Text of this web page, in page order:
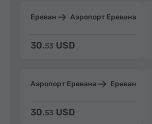
Ереван Аэропорт Еревана
30.53 USD
Аэропорт Еревана Ереван
30.53 USD